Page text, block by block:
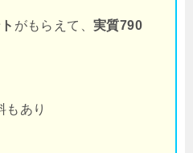
がもらえて、実質790
もあり